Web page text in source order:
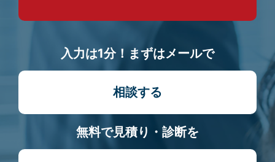
入力は1分！まずはメールで
相談する
無料で見積り・診断を